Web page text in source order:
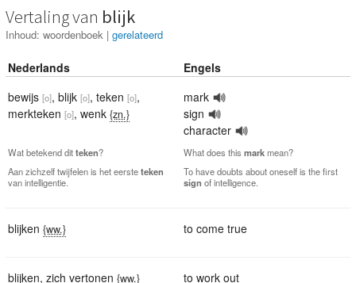
Vertaling van blijk
Inhoud: woordenboek | gerelateerd
Nederlands
Engels
bewijs [o], blijk [o], teken [o],
merkteken [o], wenk {zn.}
mark
sign
character
Wat betekend ditteken? What does this markmean?
Aan zichzelf twijfelen is het eersteteken
van intelligentie.
To have doubts about oneself is the first
sign of intelligence.
blijken {ww.} to come true
blijken, zich vertonen {ww.}
to work out